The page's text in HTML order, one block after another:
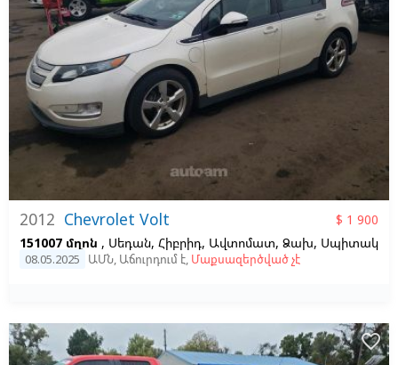
2012 Chevrolet Volt
$ 1 900
151007 մղոն , Սեդան, Հիբրիդ, Ավտոմատ, Ձախ, Սպիտակ
08.05.2025 ԱՄՆ, Աճուրդում է, Մաքսազերծված չէ
favorite_border